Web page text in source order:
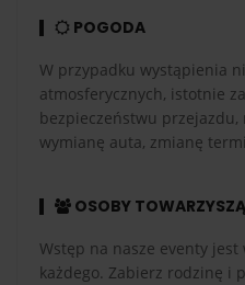
POGODA
W przypadku wystąpienia
atmosferycznych, istotnie
bezpieczeństwu przejazdu,
wymianę auta, zmianę
OSOBY
Wstęp na nasze eventy
każdego. Zabierz rodzinę i